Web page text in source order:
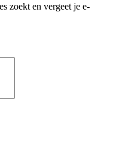
zoekt en vergeet je e-